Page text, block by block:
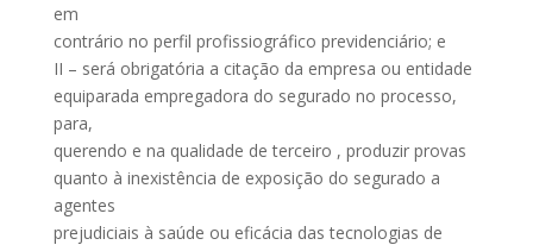
em
contrário no perfil profissiográfico previdenciário; e
II – será obrigatória a citação da empresa ou entidade
equiparada empregadora do segurado no processo,
para,
querendo e na qualidade de terceiro , produzir provas
quanto à inexistência de exposição do segurado a
agentes
prejudiciais à saúde ou eficácia das tecnologias de